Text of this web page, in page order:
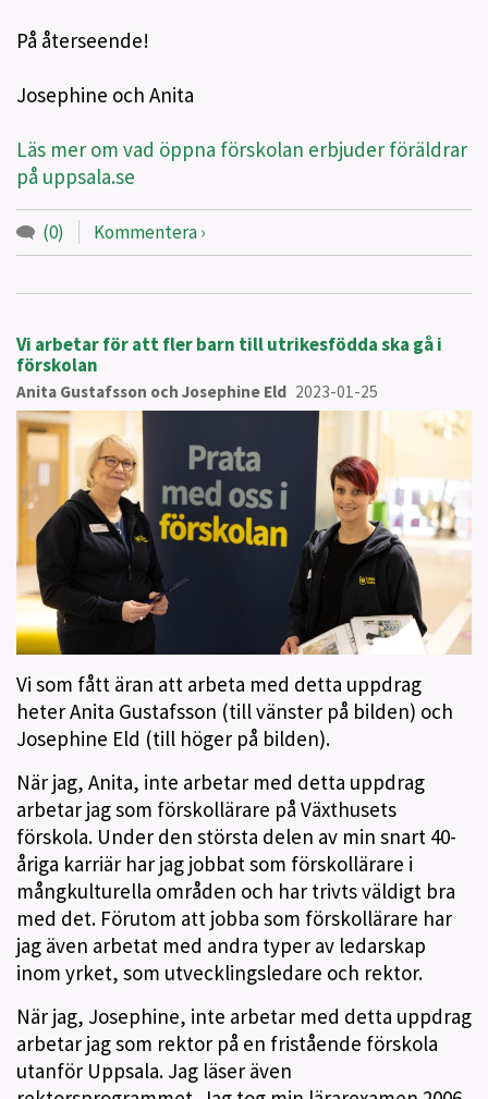
På återseende!
Josephine och Anita
Läs mer om vad öppna förskolan erbjuder föräldrar
på uppsala.se
(0) Kommentera
Vi arbetar för att fler barn till utrikesfödda ska gå i
förskolan
Anita Gustafsson och Josephine Eld 2023-01-25
Vi som fått äran att arbeta med detta uppdrag
heter Anita Gustafsson (till vänster på bilden) och
Josephine Eld (till höger på bilden).
När jag, Anita, inte arbetar med detta uppdrag
arbetar jag som förskollärare på Växthusets
förskola. Under den största delen av min snart 40-
åriga karriär har jag jobbat som förskollärare i
mångkulturella områden och har trivts väldigt bra
med det. Förutom att jobba som förskollärare har
jag även arbetat med andra typer av ledarskap
inom yrket, som utvecklingsledare och rektor.
När jag, Josephine, inte arbetar med detta uppdrag
arbetar jag som rektor på en fristående förskola
utanför Uppsala. Jag läser även